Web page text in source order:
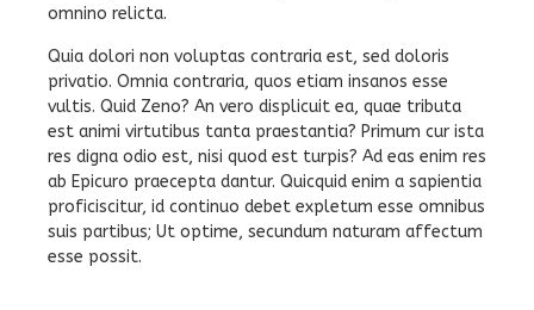
omnino relicta.
Quia dolori non voluptas contraria est, sed doloris
privatio. Omnia contraria, quos etiam insanos esse
vultis. Quid Zeno? An vero displicuit ea, quae tributa
est animi virtutibus tanta praestantia? Primum cur ista
res digna odio est, nisi quod est turpis? Ad eas enim res
ab Epicuro praecepta dantur. Quicquid enim a sapientia
proficiscitur, id continuo debet expletum esse omnibus
suis partibus; Ut optime, secundum naturam affectum
esse possit.